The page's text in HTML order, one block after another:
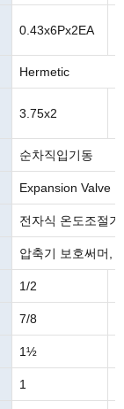
0.43x6Px2EA
Hermetic
3.75x2
순차직입기동
Expansion Valve
전자식 온도조절기
압축기 보호써머,
1/2
7/8
1½
1